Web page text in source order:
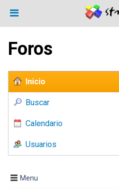
Foros
Inicio
Buscar
Calendario
Usuarios
Menu